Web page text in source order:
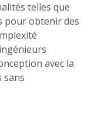
telles que
pour obtenir des
avec la
sans